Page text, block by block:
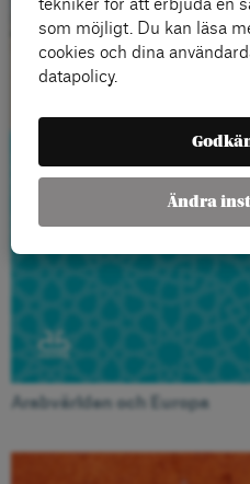
Arabvärlden och Europa
tekniker för att erbjuda en
som möjligt. Du kan läsa
cookies och dina
datapolicy.
Ändra